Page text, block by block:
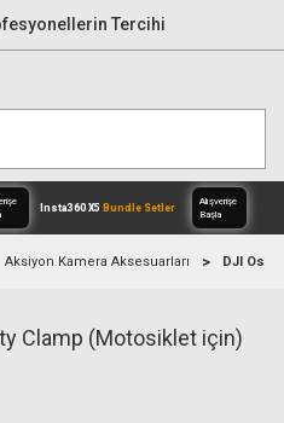
Tercihi
Setler
Alışverişe
Aksiyon Kamera Aksesuarları DJI
Clamp (Motosiklet için)